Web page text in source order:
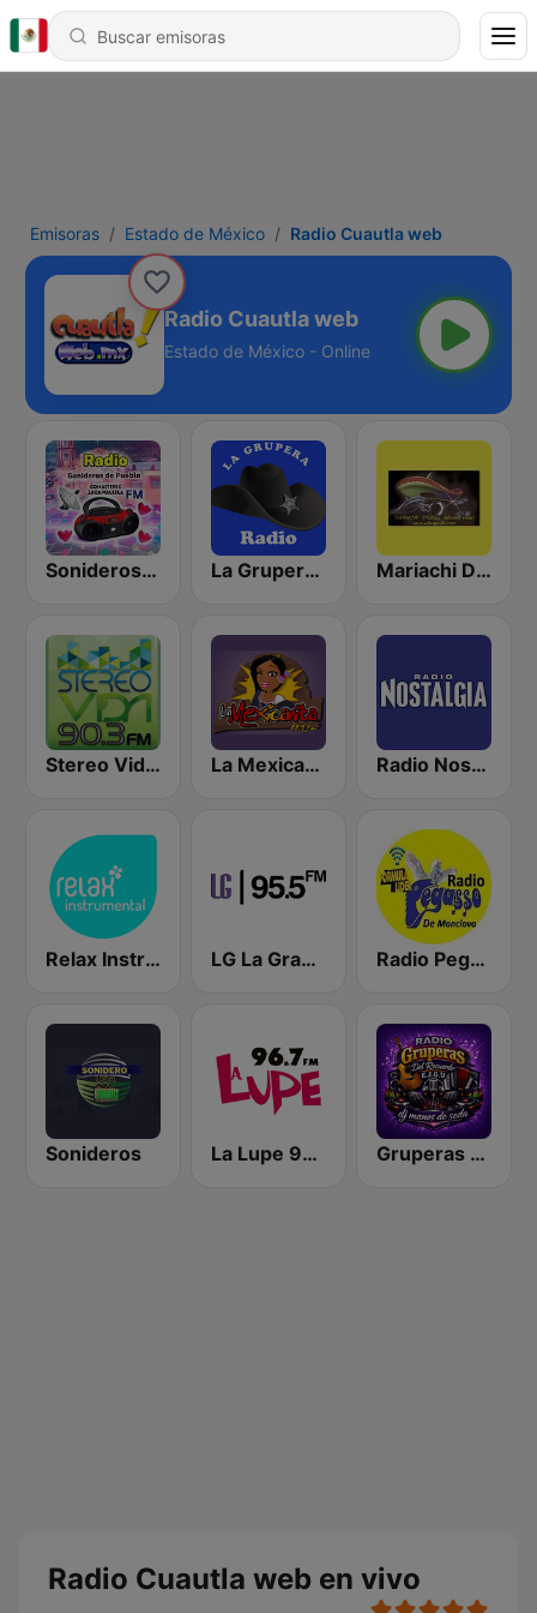
Emisoras Estado de México Radio Cuautla web
Radio Cuautla web
Estado de México - Online
Sonideros de PUEBLA La Grupera Radio Mariachi Digital
Stereo Vida 90.3 FM La Mexicanita Sapichu Radio Nostalgia de Monclova
Relax Instrumental LG La Grande Radio Pegasso de Monclova
Sonideros La Lupe 96.7 FM | León Gruperas Del Recuerdo Radio
Radio Cuautla web en vivo